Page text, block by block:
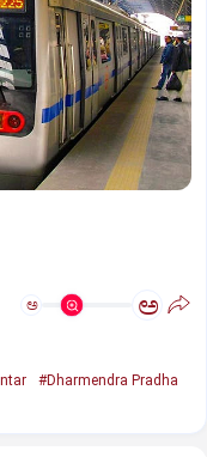
ಅ ಅ
#Dharmendra Pradha